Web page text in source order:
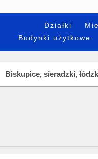
Działki
Budynki użytkowe